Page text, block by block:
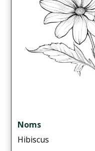
Noms
Hibiscus